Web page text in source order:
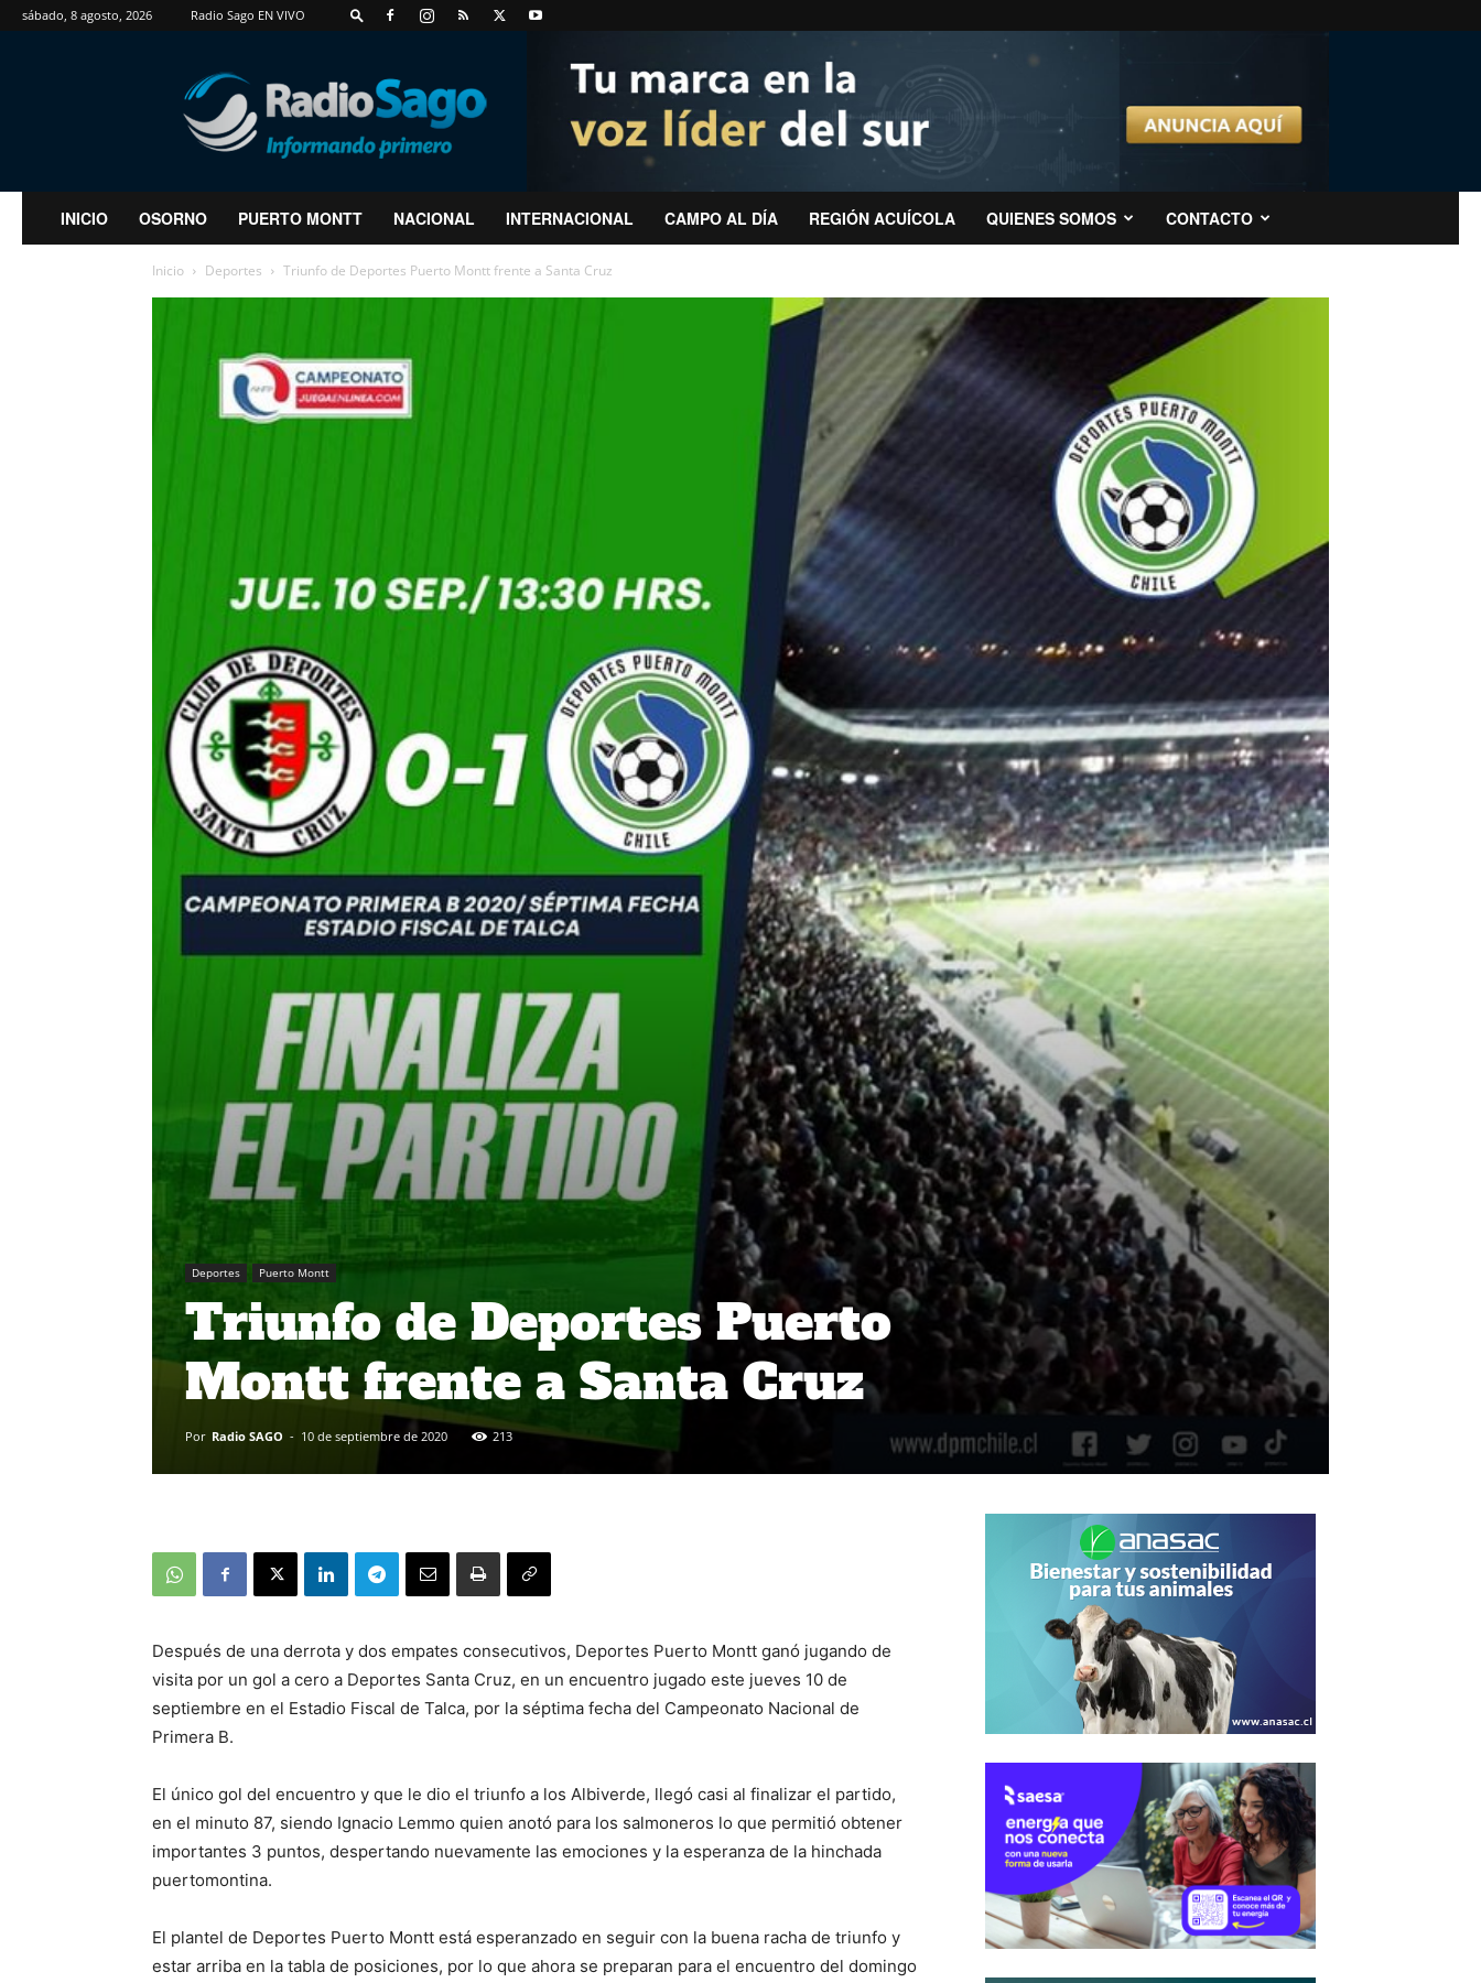
sábado, 8 agosto, 2026 Radio Sago EN VIVO
RadioSago
INICIO OSORNO PUERTO MONTT NACIONAL INTERNACIONAL CAMPO AL DÍA REGIÓN ACUÍCOLA QUIENES SOMOS CONTACTO
Inicio Deportes Triunfo de Deportes Puerto Montt frente a Santa Cruz
Deportes Puerto Montt
Triunfo de Deportes Puerto
Montt frente a Santa Cruz
Por Radio SAGO - 10 de septiembre de 2020 213
Después de una derrota y dos empates consecutivos, Deportes Puerto Montt ganó jugando de
visita por un gol a cero a Deportes Santa Cruz, en un encuentro jugado este jueves 10 de
septiembre en el Estadio Fiscal de Talca, por la séptima fecha del Campeonato Nacional de
Primera B.
El único gol del encuentro y que le dio el triunfo a los Albiverde, llegó casi al finalizar el partido,
en el minuto 87, siendo Ignacio Lemmo quien anotó para los salmoneros lo que permitió obtener
importantes 3 puntos, despertando nuevamente las emociones y la esperanza de la hinchada
puertomontina.
El plantel de Deportes Puerto Montt está esperanzado en seguir con la buena racha de triunfo y
estar arriba en la tabla de posiciones, por lo que ahora se preparan para el encuentro del domingo